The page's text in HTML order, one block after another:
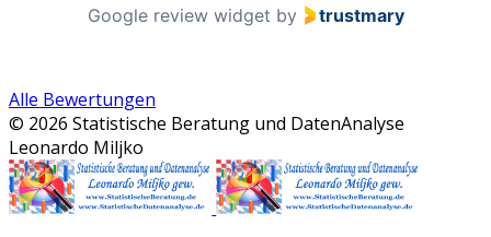
Google review widget by trustmary
Alle Bewertungen
© 2026 Statistische Beratung und DatenAnalyse
Leonardo Miljko